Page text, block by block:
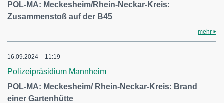
POL-MA: Meckesheim/Rhein-Neckar-Kreis:
Zusammenstoß auf der B45
mehr
16.09.2024 – 11:19
Polizeipräsidium Mannheim
POL-MA: Meckesheim/ Rhein-Neckar-Kreis: Brand
einer Gartenhütte